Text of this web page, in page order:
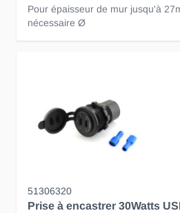
Pour épaisseur de mur jusqu'à
nécessaire Ø
51306320
Prise à encastrer 30Watts